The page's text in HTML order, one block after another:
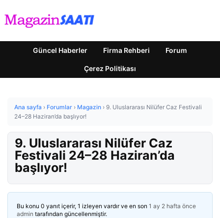
Güncel Haberler Firma Rehberi Forum
Çerez Politikası
Ana sayfa › Forumlar › Magazin › 9. Uluslararası Nilüfer Caz Festivali
24–28 Haziran’da başlıyor!
9. Uluslararası Nilüfer Caz
Festivali 24–28 Haziran’da
başlıyor!
Bu konu 0 yanıt içerir, 1 izleyen vardır ve en son 1 ay 2 hafta önce
admin tarafından güncellenmiştir.